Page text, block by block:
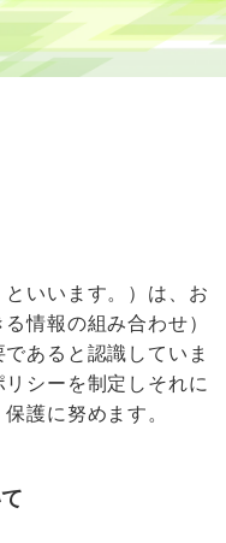
いいます。）は、お
情報の組み合わせ）
あると認識していま
シーを制定しそれに
護に努めます。